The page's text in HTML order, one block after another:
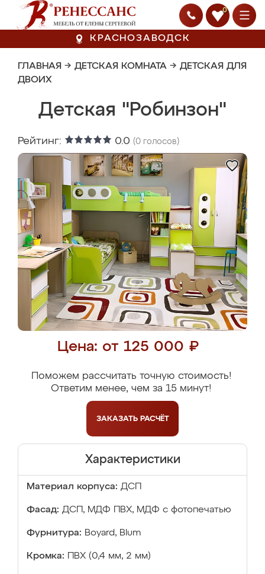
0
КРАСНОЗАВОДСК
ГЛАВНАЯ → ДЕТСКАЯ КОМНАТА → ДЕТСКАЯ ДЛЯ
ДВОИХ
Детская "Робинзон"
Рейтинг: 0.0 (0 голосов)
Цена: от 125 000 ₽
Поможем рассчитать точную стоимость!
Ответим менее, чем за 15 минут!
ЗАКАЗАТЬ РАСЧЁТ
Характеристики
Материал корпуса: ДСП
Фасад: ДСП, МДФ ПВХ, МДФ с фотопечатью
Фурнитура: Boyard, Blum
Кромка: ПВХ (0,4 мм, 2 мм)